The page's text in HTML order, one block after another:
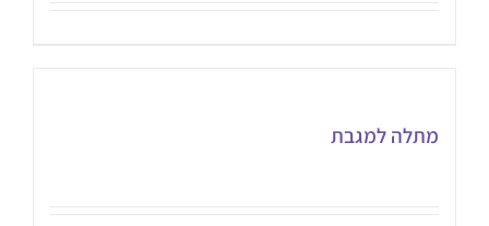
מתלה למגבת